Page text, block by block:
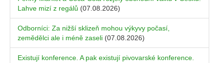
Lahve mizí z regálů (07.08.2026)
Odborníci: Za nižší sklizeň mohou výkyvy počasí,
zemědělci ale i méně zaseli (07.08.2026)
Existují konference. A pak existují pivovarské konference.